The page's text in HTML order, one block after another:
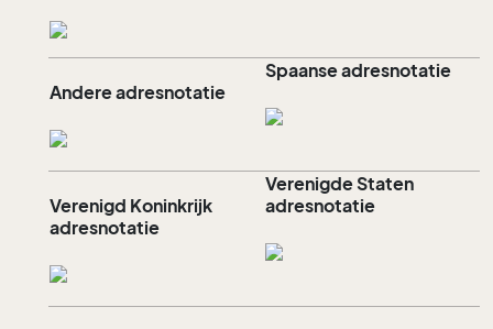
Andere adresnotatie
Spaanse adresnotatie
Verenigd Koninkrijk
adresnotatie
Verenigde Staten
adresnotatie